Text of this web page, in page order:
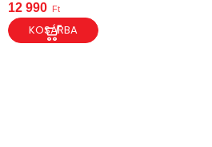
12 990 Ft
KOSÁRBA